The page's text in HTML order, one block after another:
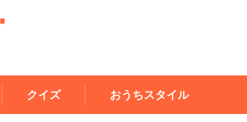
クイズ おうちスタイル